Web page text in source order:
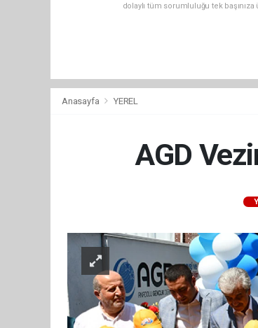
dolaylı tüm sorumluluğu tek
Anasayfa YEREL
AGD